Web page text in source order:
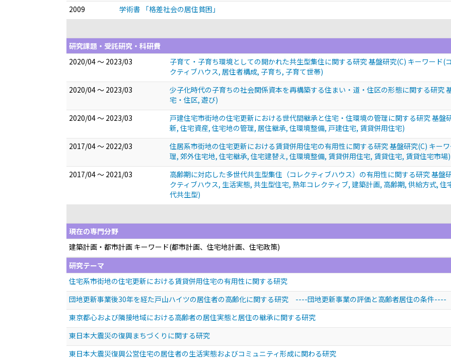
2009
学術書 「格差社会の居住貧困」
研究課題・受託研究・科研費
2020/04 ～ 2023/03
子育て・子育ち環境としての開かれた共生型集住に関する研究 基盤研究(C) キーワード(
クティブハウス, 居住者構成, 子育ち, 子育て世帯)
2020/04 ～ 2023/03
少子化時代の子育ちの社会関係資本を再構築する住まい・道・住区の形態に関する研究
宅・住区, 遊び)
2020/04 ～ 2023/03
戸建住宅市街地の住宅更新における世代間継承と住宅・住環境の管理に関する研究 基盤
新, 住宅資産, 住宅地の管理, 居住継承, 住環境整備, 戸建住宅, 賃貸併用住宅)
2017/04 ～ 2022/03
住居系市街地の住宅更新における賃貸併用住宅の有用性に関する研究 基盤研究(C) キー
理, 郊外住宅地, 住宅継承, 住宅建替え, 住環境整備, 賃貸併用住宅, 賃貸住宅, 賃貸住宅市場)
2017/04 ～ 2021/03
高齢期に対応した多世代共生型集住（コレクティブハウス）の有用性に関する研究 基盤
クティブハウス, 生活実態, 共生型住宅, 熟年コレクティブ, 建築計画, 高齢期, 供給方式,
代共生型)
現在の専門分野
建築計画・都市計画 キーワード(都市計画、住宅地計画、住宅政策)
研究テーマ
住宅系市街地の住宅更新における賃貸併用住宅の有用性に関する研究
団地更新事業後30年を経た戸山ハイツの居住者の高齢化に関する研究 ----団地更新事業の評価と高齢者居住の条件----
東京都心および隣接地域における高齢者の居住実態と居住の継承に関する研究
東日本大震災の復興まちづくりに関する研究
東日本大震災復興公営住宅の居住者の生活実態およびコミュニティ形成に関わる研究